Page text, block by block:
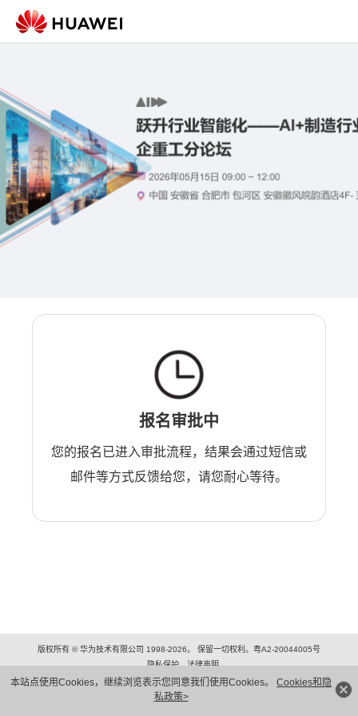
本站点使用Cookies，继续浏览表示您同意我们使用Cookies。 Cookies和隐
私政策>
报名审批中
您的报名已进入审批流程，结果会通过短信或
邮件等方式反馈给您，请您耐心等待。
版权所有 © 华为技术有限公司 1998-2026。 保留一切权利。粤A2-20044005号
隐私保护
法律声明